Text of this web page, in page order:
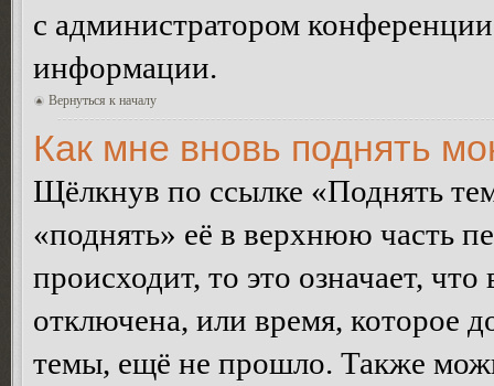
с администратором
информации.
Вернуться к началу
Как мне вновь поднять
Щёлкнув по ссылке «Поднять
«поднять» её в верхнюю часть
происходит, то это означает,
отключена, или время, которое
темы, ещё не прошло. Также